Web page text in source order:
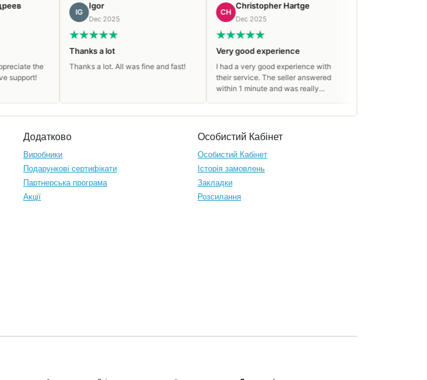
the
Igor
Dec 2025
Thanks a lot
Thanks a lot. All was fine and fast!
Christopher Hartge
Dec 2025
Very good experience
I had a very good experience with
their service. The seller answered
within 1 minute and was really
patient. I am 100% a returning
Додатково
Виробники
Подарункові сертифікати
Партнерська програма
Акції
Особистий Кабінет
Особистий Кабінет
Історія замовлень
Закладки
Розсилання